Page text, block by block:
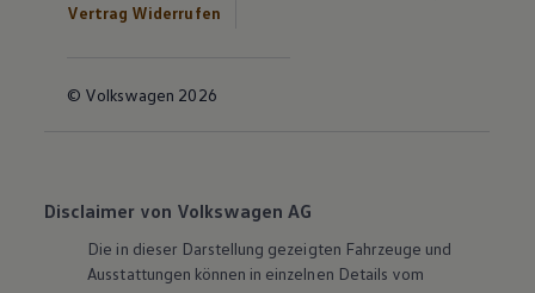
Vertrag Widerrufen
© Volkswagen 2026
Disclaimer von Volkswagen AG
Die in dieser Darstellung gezeigten Fahrzeuge und
Ausstattungen können in einzelnen Details vom